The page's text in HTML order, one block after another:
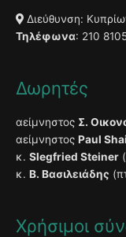
Διεύθυνση:
Τηλέφωνα: 210
Δωρητές
αείμνηστος Σ.
αείμνηστος Paul
κ. Slegfried Steiner
κ. Β. Βασιλειάδης
Χρήσιμοι